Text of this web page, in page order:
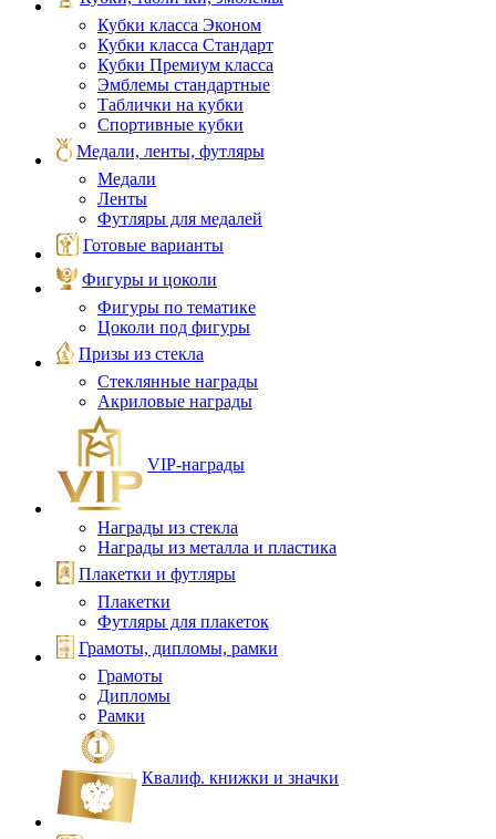
Кубки класса Эконом
Кубки класса Стандарт
Кубки Премиум класса
Эмблемы стандартные
Таблички на кубки
Спортивные кубки
Медали, ленты, футляры
Медали
Ленты
Футляры для медалей
Готовые варианты
Фигуры и цоколи
Фигуры по тематике
Цоколи под фигуры
Призы из стекла
Стеклянные награды
Акриловые награды
VIP‑награды
Награды из стекла
Награды из металла и пластика
Плакетки и футляры
Плакетки
Футляры для плакеток
Грамоты, дипломы, рамки
Грамоты
Дипломы
Рамки
Квалиф. книжки и значки